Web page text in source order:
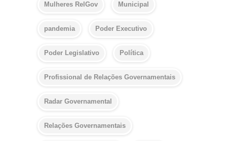
Mulheres RelGov Municipal
pandemia Poder Executivo
Poder Legislativo Política
Profissional de Relações Governamentais
Radar Governamental
Relações Governamentais